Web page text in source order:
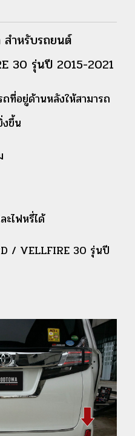
ำหรับรถยนต์
30 รุ่นปี 2015-2021
ที่อยู่ด้านหลังให้สามารถ
งขึ้น
ะไฟหรี่ได้
/ VELLFIRE 30 รุ่นปี